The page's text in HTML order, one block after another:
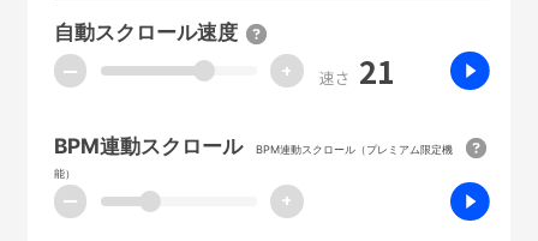
自動スクロール速度
ー + 速さ 21
BPM連動スクロール
BPM連動スクロール（プレミアム限定機
能）
ー +